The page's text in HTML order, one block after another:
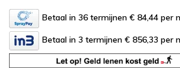
Betaal in 36 termijnen € 84,44 per
Betaal in 3 termijnen € 856,33 per